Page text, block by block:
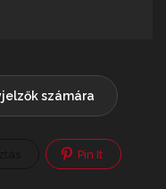
számára
Pin It